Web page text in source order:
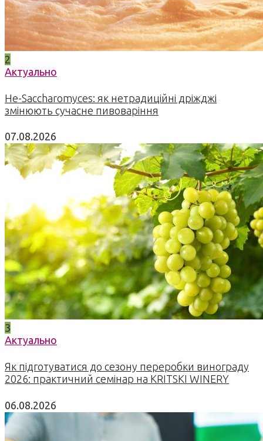
2
Актуально
Не-Saccharomyces: як нетрадиційні дріжджі
змінюють сучасне пивоваріння
07.08.2026
3
Актуально
Як підготуватися до сезону переробки винограду
2026: практичний семінар на KRITSKI WINERY
06.08.2026